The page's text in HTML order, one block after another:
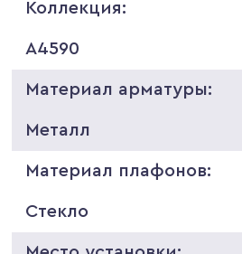
Коллекция:
A4590
Материал арматуры:
Металл
Материал плафонов:
Стекло